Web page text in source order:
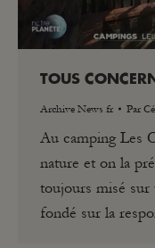
TOUS
Archive News fr Par
Au camping Les
nature et on la
toujours misé sur
fondé sur la